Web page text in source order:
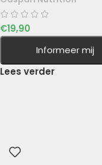
€19,90
Informeer mij
Lees verder